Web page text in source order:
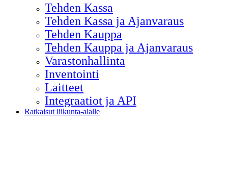
Tehden Kassa
Tehden Kassa ja Ajanvaraus
Tehden Kauppa
Tehden Kauppa ja Ajanvaraus
Varastonhallinta
Inventointi
Laitteet
Integraatiot ja API
Ratkaisut liikunta-alalle